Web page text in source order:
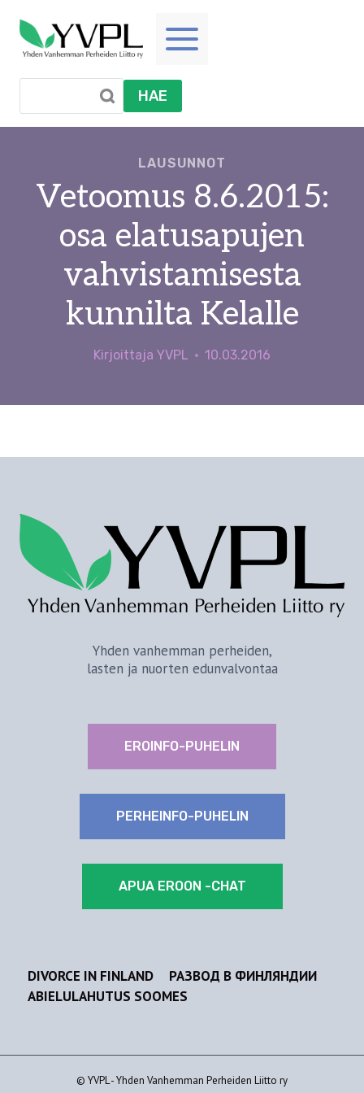
sisältöön
HAE
LAUSUNNOT
Vetoomus 8.6.2015:
osa elatusapujen
vahvistamisesta
kunnilta Kelalle
Kirjoittaja YVPL 10.03.2016
Yhden vanhemman perheiden,
lasten ja nuorten edunvalvontaa
EROINFO-PUHELIN
PERHEINFO-PUHELIN
APUA EROON -CHAT
DIVORCE IN FINLAND
РАЗВОД В ФИНЛЯНДИИ
ABIELULAHUTUS SOOMES
© YVPL - Yhden Vanhemman Perheiden Liitto ry